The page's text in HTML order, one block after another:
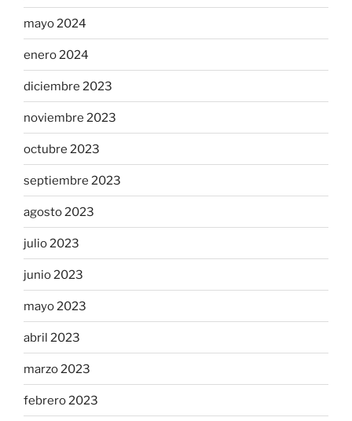
mayo 2024
enero 2024
diciembre 2023
noviembre 2023
octubre 2023
septiembre 2023
agosto 2023
julio 2023
junio 2023
mayo 2023
abril 2023
marzo 2023
febrero 2023